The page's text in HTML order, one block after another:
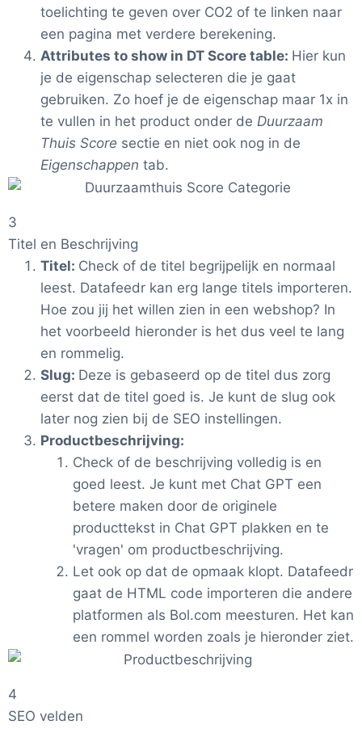
toelichting te geven over CO2 of te linken naar
een pagina met verdere berekening.
Attributes to show in DT Score table: Hier kun
je de eigenschap selecteren die je gaat
gebruiken. Zo hoef je de eigenschap maar 1x in
te vullen in het product onder de Duurzaam
Thuis Score sectie en niet ook nog in de
Eigenschappen tab.
3
Titel en Beschrijving
Titel: Check of de titel begrijpelijk en normaal
leest. Datafeedr kan erg lange titels importeren.
Hoe zou jij het willen zien in een webshop? In
het voorbeeld hieronder is het dus veel te lang
en rommelig.
Slug: Deze is gebaseerd op de titel dus zorg
eerst dat de titel goed is. Je kunt de slug ook
later nog zien bij de SEO instellingen.
Productbeschrijving:
Check of de beschrijving volledig is en
goed leest. Je kunt met Chat GPT een
betere maken door de originele
producttekst in Chat GPT plakken en te
'vragen' om productbeschrijving.
Let ook op dat de opmaak klopt. Datafeedr
gaat de HTML code importeren die andere
platformen als Bol.com meesturen. Het kan
een rommel worden zoals je hieronder ziet.
4
SEO velden